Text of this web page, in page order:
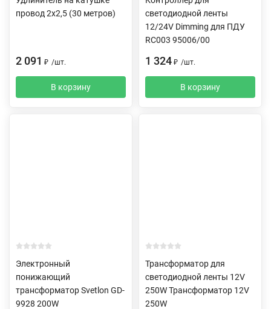
провод 2х2,5 (30 метров)
2 091 ₽ /шт.
В корзину
светодиодной ленты
12/24V Dimming для ПДУ
RC003 95006/00
1 324 ₽ /шт.
В корзину
Электронный
понижающий
трансформатор Svetlon GD-
9928 200W
Трансформатор для
светодиодной ленты 12V
250W Трансформатор 12V
250W